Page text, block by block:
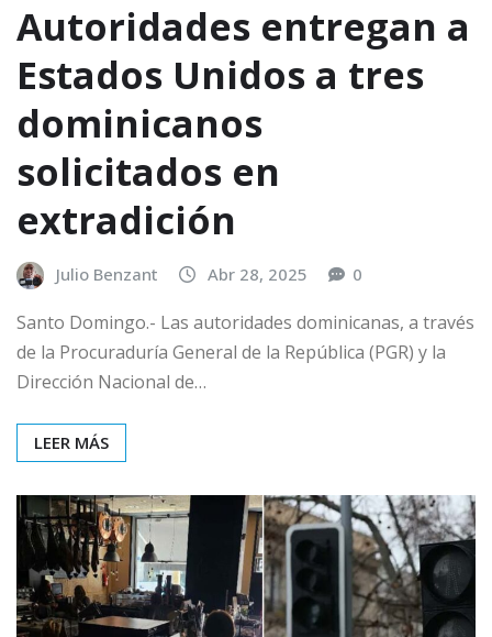
Autoridades entregan a
Estados Unidos a tres
dominicanos
solicitados en
extradición
Julio Benzant Abr 28, 2025 0
Santo Domingo.- Las autoridades dominicanas, a través
de la Procuraduría General de la República (PGR) y la
Dirección Nacional de…
LEER MÁS